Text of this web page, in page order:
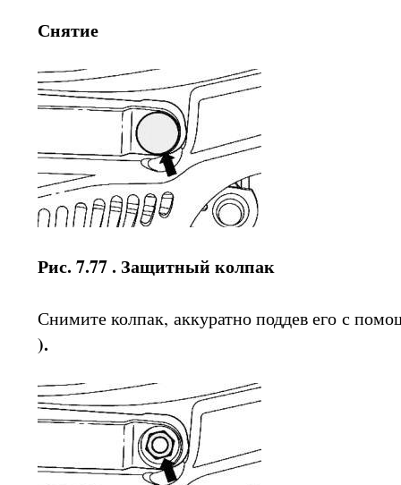
Снятие
Рис. 7.77 . Защитный колпак
Снимите колпак, аккуратно поддев его с
).